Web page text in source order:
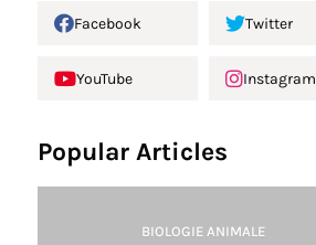
Facebook Twitter
YouTube Instagram
Popular Articles
BIOLOGIE ANIMALE